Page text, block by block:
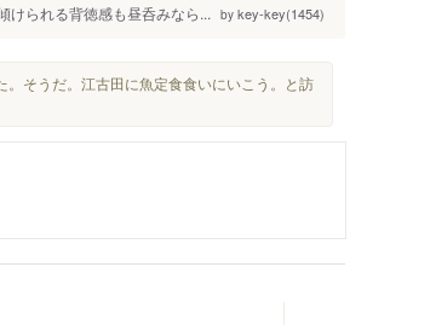
けられる背徳感も昼呑みなら... by key-key(1454)
。そうだ。江古田に魚定食食いにいこう。と訪